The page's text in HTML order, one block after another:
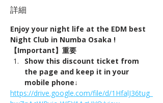
詳細
Enjoy your night life at the EDM best
Night Club in Numba Osaka !
【Important】重要
Show this discount ticket from
the page and keep it in your
mobile phone↓
https://drive.google.com/file/d/1HfalJ36tug_